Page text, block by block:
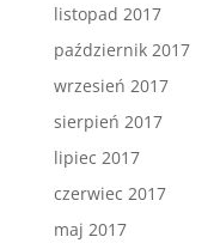
listopad 2017
październik 2017
wrzesień 2017
sierpień 2017
lipiec 2017
czerwiec 2017
maj 2017